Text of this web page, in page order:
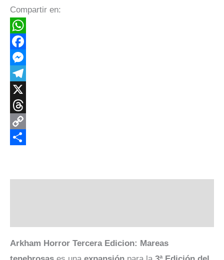
Compartir en:
WhatsApp
Facebook
Messenger
Telegram
X
Threads
Copy
Arkham Horror Tercera Edicion: Mareas